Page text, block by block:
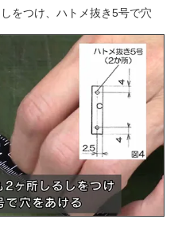
をつけ、ハトメ抜き5号で穴